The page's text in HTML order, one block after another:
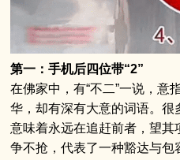
第一：手机后四位带“2”
在佛家中，有“不二”一说，意
华，却有深有大意的词语。很
意味着永远在追赶前者，望其
争不抢，代表了一种豁达与